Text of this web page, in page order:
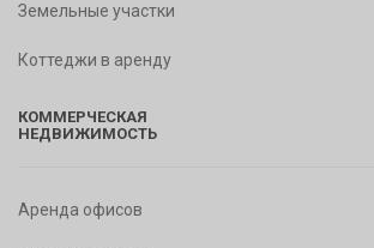
Земельные участки
Коттеджи в аренду
КОММЕРЧЕСКАЯ
НЕДВИЖИМОСТЬ
Аренда офисов